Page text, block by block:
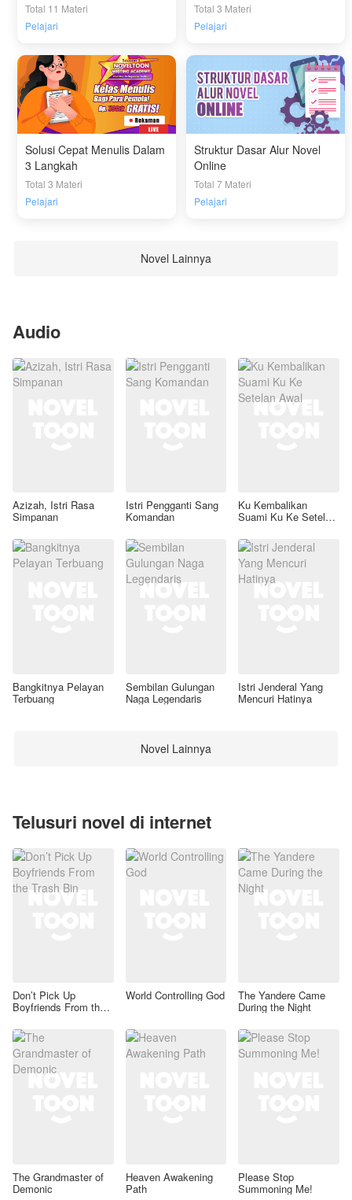
Total 11 Materi
Pelajari
Total 3 Materi
Pelajari
Solusi Cepat Menulis Dalam
3 Langkah
Total 3 Materi
Pelajari
Struktur Dasar Alur Novel
Online
Total 7 Materi
Pelajari
Novel Lainnya
Audio
Azizah, Istri Rasa
Simpanan
Istri Pengganti Sang
Komandan
Ku Kembalikan
Suami Ku Ke Setelan
Bangkitnya Pelayan
Terbuang
Sembilan Gulungan
Naga Legendaris
Istri Jenderal Yang
Mencuri Hatinya
Novel Lainnya
Telusuri novel di internet
Don’t Pick Up
Boyfriends From the
World Controlling God The Yandere Came
During the Night
The Grandmaster of
Demonic
Heaven Awakening
Path
Please Stop
Summoning Me!